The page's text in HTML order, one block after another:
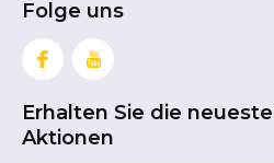
Folge uns
Erhalten Sie die
Aktionen